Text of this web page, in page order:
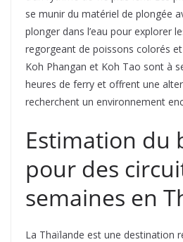
se munir du matériel de plongée
plonger dans l’eau pour explorer
regorgeant de poissons colorés
Koh Phangan et Koh Tao sont à
heures de ferry et offrent une
recherchent un environnement
Estimation du
pour des
semaines en
La Thaïlande est une destination